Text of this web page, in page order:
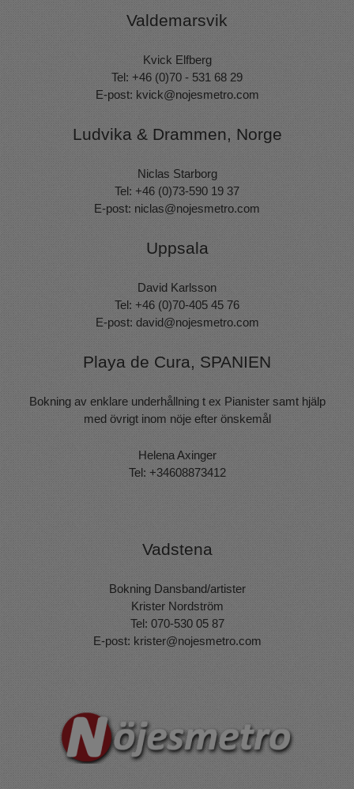
Valdemarsvik
Kvick Elfberg
Tel: +46 (0)70 - 531 68 29
E-post: kvick@nojesmetro.com
Ludvika & Drammen, Norge
Niclas Starborg
Tel: +46 (0)73-590 19 37
E-post: niclas@nojesmetro.com
Uppsala
David Karlsson
Tel: +46 (0)70-405 45 76
E-post: david@nojesmetro.com
Playa de Cura, SPANIEN
Bokning av enklare underhållning t ex Pianister samt hjälp
med övrigt inom nöje efter önskemål
Helena Axinger
Tel: +34608873412
Vadstena
Bokning Dansband/artister
Krister Nordström
Tel: 070-530 05 87
E-post: krister@nojesmetro.com